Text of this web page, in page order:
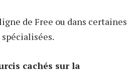
de Free ou dans certaines
cachés sur la